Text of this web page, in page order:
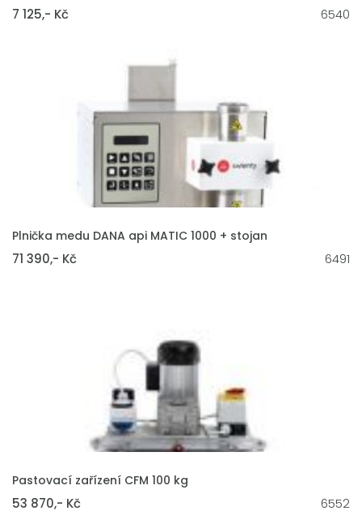
7 125,- Kč 6540
VLOŽIT DO KOŠÍKU
Plnička medu DANA api MATIC 1000 + stojan
71 390,- Kč 6491
VLOŽIT DO KOŠÍKU
Pastovací zařízení CFM 100 kg
53 870,- Kč 6552